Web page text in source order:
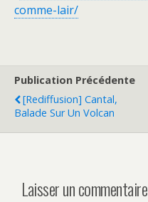
comme-lair/
Publication Précédente
[Rediffusion] Cantal,
Balade Sur Un Volcan
Laisser un commentaire